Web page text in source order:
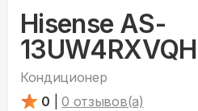
Hisense AS-
Кондиционер
0
0 отзывов(а)